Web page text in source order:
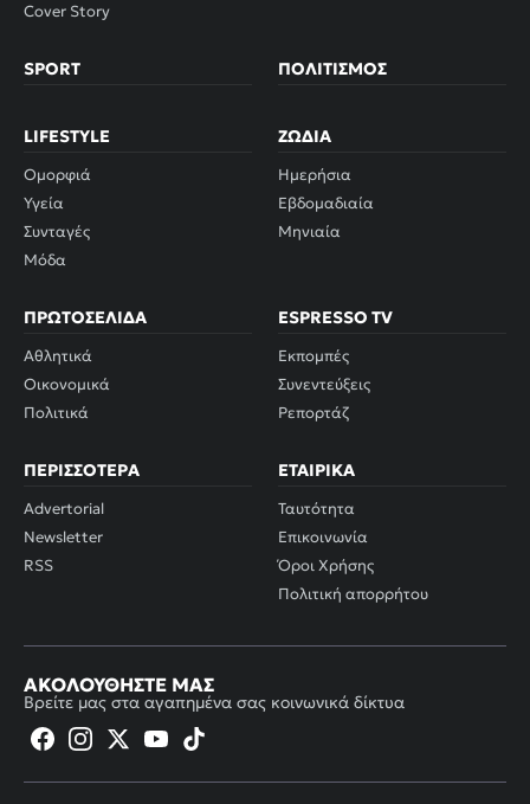
Cover Story
SPORT ΠΟΛΙΤΙΣΜΌΣ
LIFESTYLE
Ομορφιά
Υγεία
Συνταγές
Μόδα
ΖΏΔΙΑ
Ημερήσια
Εβδομαδιαία
Μηνιαία
ΠΡΩΤΟΣΈΛΙΔΑ
Αθλητικά
Οικονομικά
Πολιτικά
ESPRESSO TV
Εκπομπές
Συνεντεύξεις
Ρεπορτάζ
ΠΕΡΙΣΣΌΤΕΡΑ
Advertorial
Newsletter
RSS
ΕΤΑΙΡΙΚΆ
Ταυτότητα
Επικοινωνία
Όροι Χρήσης
Πολιτική απορρήτου
ΑΚΟΛΟΥΘΉΣΤΕ ΜΑΣ
Βρείτε μας στα αγαπημένα σας κοινωνικά δίκτυα